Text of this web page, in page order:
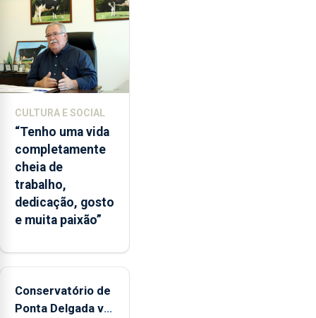
instituição
CULTURA E SOCIAL
“Tenho uma vida
completamente
cheia de
trabalho,
dedicação, gosto
e muita paixão”
Conservatório de
Ponta Delgada vai